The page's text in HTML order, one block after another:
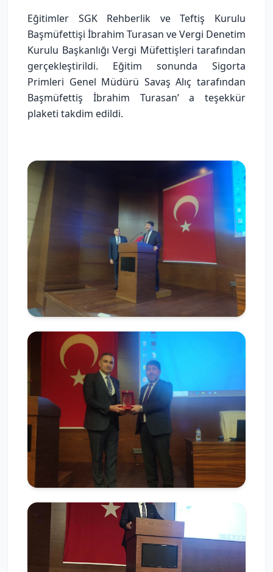
Eğitimler SGK Rehberlik ve Teftiş Kurulu
Başmüfettişi İbrahim Turasan ve Vergi Denetim
Kurulu Başkanlığı Vergi Müfettişleri tarafından
gerçekleştirildi. Eğitim sonunda Sigorta
Primleri Genel Müdürü Savaş Alıç tarafından
Başmüfettiş İbrahim Turasan’ a teşekkür
plaketi takdim edildi.